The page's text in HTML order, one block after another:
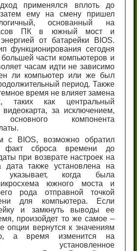
применялся вплоть до
ему на смену пришел
основанный на
ПК в южный мост и
от батарейки BIOS.
функционирования сегодня
большей части компьютеров и
часам идти не зависимо
ли компьютер или же был
период. Также
время не влияет замена
таких как центральный
за исключением,
основного компонента
с BIOS, возможно обратил
факт сброса времени до
при возврате настроек на
дата также установлена на
указывает, когда была
южного моста и
рода отправной точкой
для компьютера. Если
и замкнуть выводы ее
произойдет то же самое –
опции вернутся к значениям
а время изменится на
установленное